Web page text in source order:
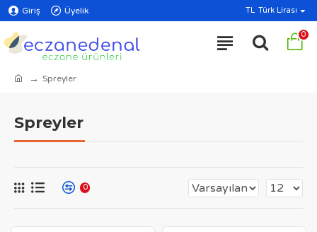
Giriş Üyelik TL Türk Lirası
0
Spreyler
Spreyler
0